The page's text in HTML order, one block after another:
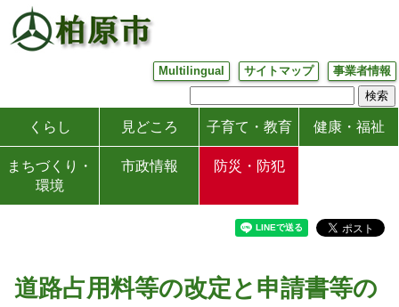
Multilingual サイトマップ 事業者情報
くらし 見どころ 子育て・教育 健康・福祉
まちづくり・
環境
市政情報 防災・防犯
道路占用料等の改定と申請書等の